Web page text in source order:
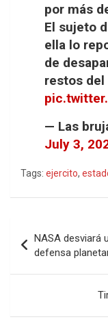
por más
El sujeto
ella lo
de
restos del
— Las
July 3,
Tags: ejercito,
de
entradas
NASA desviará
defensa